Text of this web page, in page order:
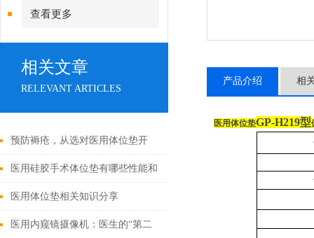
查看更多
相关文章
RELEVANT ARTICLES
预防褥疮，从选对医用体位垫开
始！
医用硅胶手术体位垫有哪些性能和
特点
医用体位垫相关知识分享
医用内窥镜摄像机：医生的“第二
产品介绍 相
医用体位垫GP-H219型